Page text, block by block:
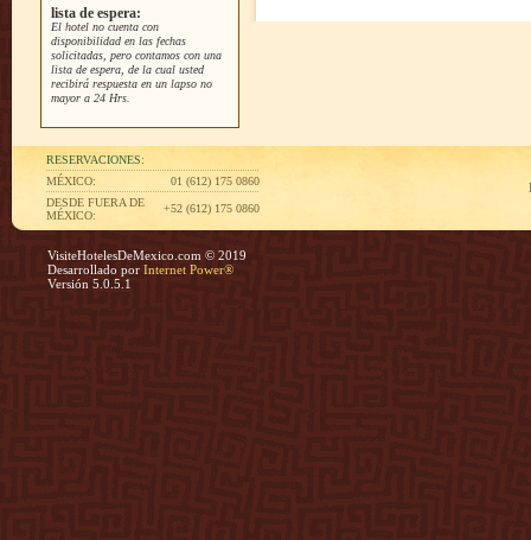
lista de espera:
El hotel no cuenta con
disponibilidad en las fechas
solicitadas, pero contamos con una
lista de espera, de la cual usted
recibirá respuesta en un lapso no
mayor a 24 Hrs.
RESERVACIONES:
MÉXICO:
01 (612) 175 0860
DESDE FUERA DE
MÉXICO:
+52 (612) 175 0860
VisiteHotelesDeMexico.com © 2019
Desarrollado por Internet Power®
Versión 5.0.5.1